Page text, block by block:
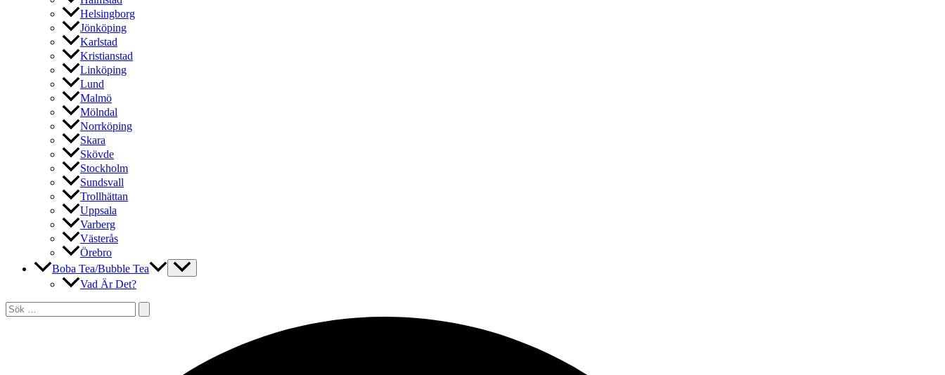
Helsingborg
Jönköping
Karlstad
Kristianstad
Linköping
Lund
Malmö
Mölndal
Norrköping
Skara
Skövde
Stockholm
Sundsvall
Trollhättan
Uppsala
Varberg
Västerås
Örebro
Boba Tea/Bubble Tea
Vad Är Det?
Sök
efter: